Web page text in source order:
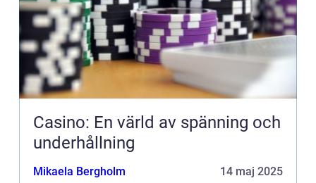
Casino: En värld av spänning och
underhållning
Mikaela Bergholm 14 maj 2025